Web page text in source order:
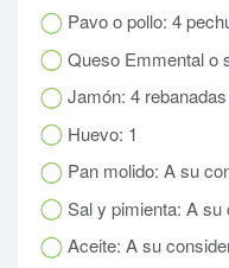
Pavo o pollo: 4
Queso Emmental o
Jamón: 4 rebanadas
Huevo: 1
Pan molido: A su
Sal y pimienta: A su
Aceite: A su